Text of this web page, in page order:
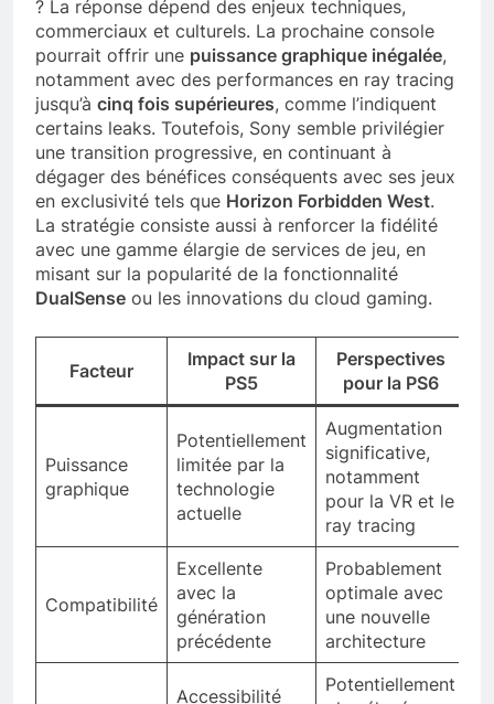
? La réponse dépend des enjeux techniques,
commerciaux et culturels. La prochaine console
pourrait offrir une puissance graphique inégalée,
notamment avec des performances en ray tracing
jusqu’à cinq fois supérieures, comme l’indiquent
certains leaks. Toutefois, Sony semble privilégier
une transition progressive, en continuant à
dégager des bénéfices conséquents avec ses jeux
en exclusivité tels que Horizon Forbidden West.
La stratégie consiste aussi à renforcer la fidélité
avec une gamme élargie de services de jeu, en
misant sur la popularité de la fonctionnalité
DualSense ou les innovations du cloud gaming.
Facteur
Impact sur la
PS5
Perspectives
pour la PS6
Puissance
graphique
Potentiellement
limitée par la
technologie
actuelle
Augmentation
significative,
notamment
pour la VR et le
ray tracing
Compatibilité
Excellente
avec la
génération
précédente
Probablement
optimale avec
une nouvelle
architecture
Accessibilité
Potentiellement